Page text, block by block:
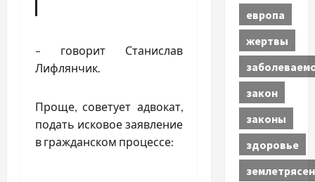
– говорит Станислав
Лифлянчик.
Проще, советует адвокат,
подать исковое заявление
в гражданском процессе:
европа
жертвы
закон
законы
здоровье